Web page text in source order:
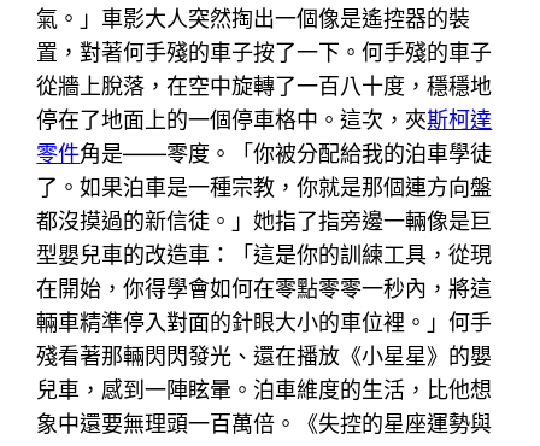
氣。」車影大人突然掏出一個像是遙控器的裝
置，對著何手殘的車子按了一下。何手殘的車子
從牆上脫落，在空中旋轉了一百八十度，穩穩地
停在了地面上的一個停車格中。這次，夾斯柯達
零件角是——零度。「你被分配給我的泊車學徒
了。如果泊車是一種宗教，你就是那個連方向盤
都沒摸過的新信徒。」她指了指旁邊一輛像是巨
型嬰兒車的改造車：「這是你的訓練工具，從現
在開始，你得學會如何在零點零零一秒內，將這
輛車精準停入對面的針眼大小的車位裡。」何手
殘看著那輛閃閃發光、還在播放《小星星》的嬰
兒車，感到一陣眩暈。泊車維度的生活，比他想
象中還要無理頭一百萬倍。《失控的星座運勢與